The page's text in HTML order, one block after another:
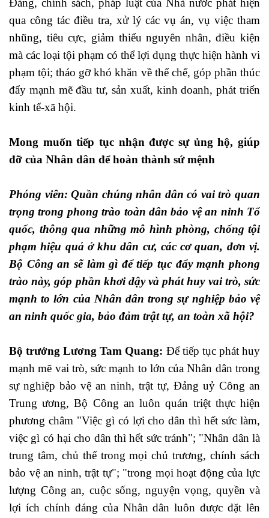
Đảng, chính sách, pháp luật của Nhà nước phát hiện
qua công tác điều tra, xử lý các vụ án, vụ việc tham
nhũng, tiêu cực, giảm thiểu nguyên nhân, điều kiện
mà các loại tội phạm có thể lợi dụng thực hiện hành vi
phạm tội; tháo gỡ khó khăn về thể chế, góp phần thúc
đẩy mạnh mẽ đầu tư, sản xuất, kinh doanh, phát triển
kinh tế-xã hội.
Mong muốn tiếp tục nhận được sự ủng hộ, giúp
đỡ của Nhân dân để hoàn thành sứ mệnh
Phóng viên: Quần chúng nhân dân có vai trò quan
trọng trong phong trào toàn dân bảo vệ an ninh Tổ
quốc, thông qua những mô hình phòng, chống tội
phạm hiệu quả ở khu dân cư, các cơ quan, đơn vị.
Bộ Công an sẽ làm gì để tiếp tục đẩy mạnh phong
trào này, góp phần khơi dậy và phát huy vai trò, sức
mạnh to lớn của Nhân dân trong sự nghiệp bảo vệ
an ninh quốc gia, bảo đảm trật tự, an toàn xã hội?
Bộ trưởng Lương Tam Quang: Để tiếp tục phát huy
mạnh mẽ vai trò, sức mạnh to lớn của Nhân dân trong
sự nghiệp bảo vệ an ninh, trật tự, Đảng uỷ Công an
Trung ương, Bộ Công an luôn quán triệt thực hiện
phương châm "Việc gì có lợi cho dân thì hết sức làm,
việc gì có hại cho dân thì hết sức tránh"; "Nhân dân là
trung tâm, chủ thể trong mọi chủ trương, chính sách
bảo vệ an ninh, trật tự"; "trong mọi hoạt động của lực
lượng Công an, cuộc sống, nguyện vọng, quyền và
lợi ích chính đáng của Nhân dân luôn được đặt lên